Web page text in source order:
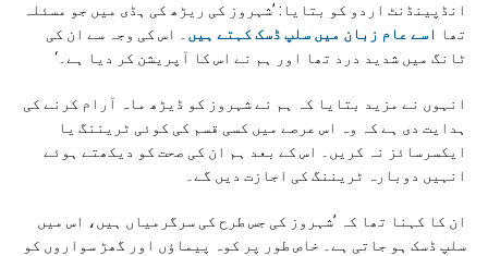
انڈپینڈنٹ اردو کو بتایا: ’شہروز کی ریڑھ کی ہڈی میں جو مسئلہ
تھا
اسے عام زبان میں سلپ ڈسک کہتے ہیں۔ اس کی وجہ سے ان کی
ٹانگ میں شدید درد تھا اور ہم نے اس کا آپریشن کر دیا ہے۔‘
انہوں نے مزید بتایا کہ ہم نے شہروز کو ڈیڑھ ماہ آرام کرنے کی
ہدایت دی ہے کہ وہ اس عرصے میں کسی قسم کی کوئی ٹریننگ یا
ایکسرسائز نہ کریں۔ اس کے بعد ہم ان کی صحت کو دیکھتے ہوئے
انہیں دوبارہ ٹریننگ کی اجازت دیں گے۔
ان کا کہنا تھا کہ ’شہروز کی جس طرح کی سرگرمیاں ہیں، اس میں
سلپ ڈسک ہو جاتی ہے۔ خاص طور پر کوہ پیماؤں اور گھڑ سواروں کو